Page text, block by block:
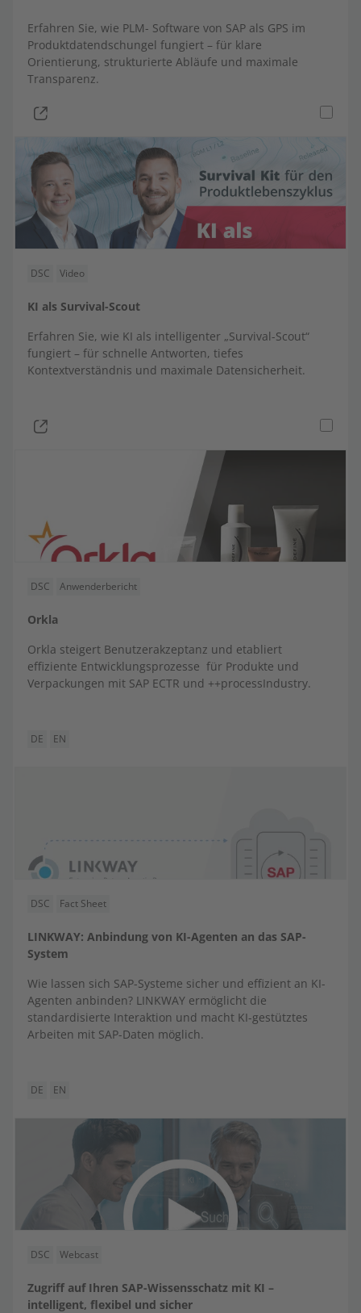
Erfahren Sie, wie PLM- Software von SAP als GPS im
Produktdatendschungel fungiert – für klare
Orientierung, strukturierte Abläufe und maximale
Transparenz.
DSC Video
KI als Survival-Scout
Erfahren Sie, wie KI als intelligenter „Survival-Scout“
fungiert – für schnelle Antworten, tiefes
Kontextverständnis und maximale Datensicherheit.
DSC Anwenderbericht
Orkla
Orkla steigert Benutzerakzeptanz und etabliert
effiziente Entwicklungsprozesse für Produkte und
Verpackungen mit SAP ECTR und ++processIndustry.
DE EN
DSC Fact Sheet
LINKWAY: Anbindung von KI-Agenten an das SAP-
System
Wie lassen sich SAP-Systeme sicher und effizient an KI-
Agenten anbinden? LINKWAY ermöglicht die
standardisierte Interaktion und macht KI-gestütztes
Arbeiten mit SAP-Daten möglich.
DE EN
DSC Webcast
Zugriff auf Ihren SAP-Wissensschatz mit KI –
intelligent, flexibel und sicher